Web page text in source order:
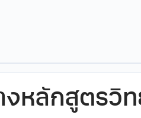
งหลักสูตรวิ